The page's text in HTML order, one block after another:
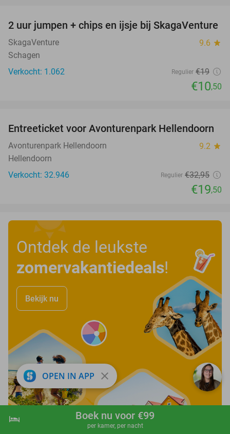
shopping_cart Boek nu
hotel Boek nu voor €99
per kamer, per nacht
45%
2 uur jumpen + chips en ijsje bij SkagaVenture
SkagaVenture 9.6 star
Schagen
Verkocht: 1.062
Regulier €19
€10,50
41%
Entreeticket voor Avonturenpark Hellendoorn
Avonturenpark Hellendoorn 9.2 star
Hellendoorn
Verkocht: 32.946
Regulier €32,95
€19,50
Ontdek de leukste
zomervakantiedeals!
Bekijk nu
OPEN IN APP close